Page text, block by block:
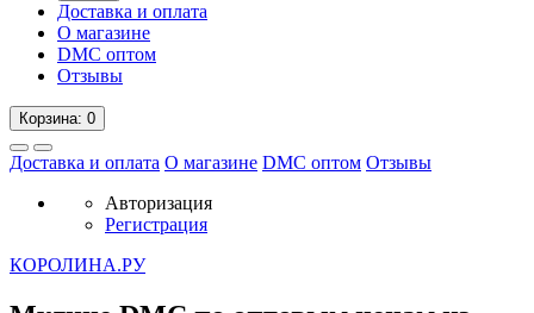
Доставка и оплата
О магазине
DMC оптом
Отзывы
Корзина: 0
Доставка и оплата О магазине DMC оптом Отзывы
Авторизация
Регистрация
КОРОЛИНА.РУ